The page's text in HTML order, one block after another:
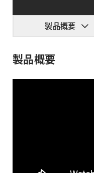
製品概要
製品概要